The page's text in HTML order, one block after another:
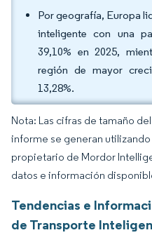
Por geografía, Europa
inteligente con una
39,10% en 2025,
región de mayor
13,28%.
Nota: Las cifras de tamaño
informe se generan
propietario de Mordor
datos e información
Tendencias e
de Transporte